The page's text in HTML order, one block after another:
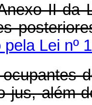
II da
Lei nº
jus, além